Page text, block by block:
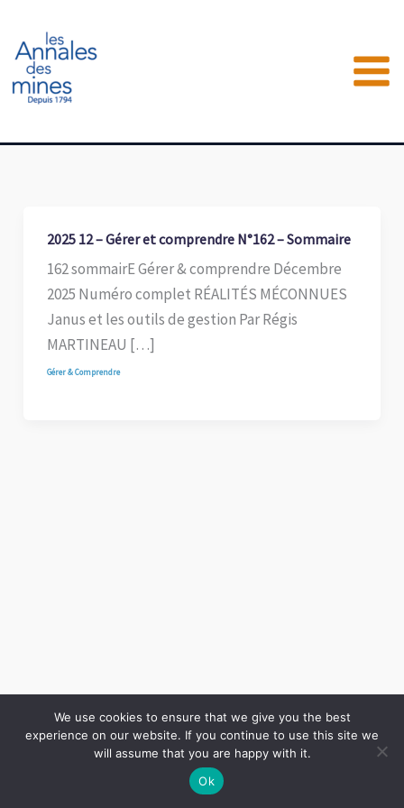
contenu
2025 12 – Gérer et comprendre N°162 – Sommaire
162 sommairE Gérer & comprendre Décembre
2025 Numéro complet RÉALITÉS MÉCONNUES
Janus et les outils de gestion Par Régis
MARTINEAU […]
Gérer & Comprendre
Copyright © 2026 LES ANNALES DES MINES | Powered by Thème WordPress Astra
We use cookies to ensure that we give you the best
experience on our website. If you continue to use this site we
will assume that you are happy with it.
Ok